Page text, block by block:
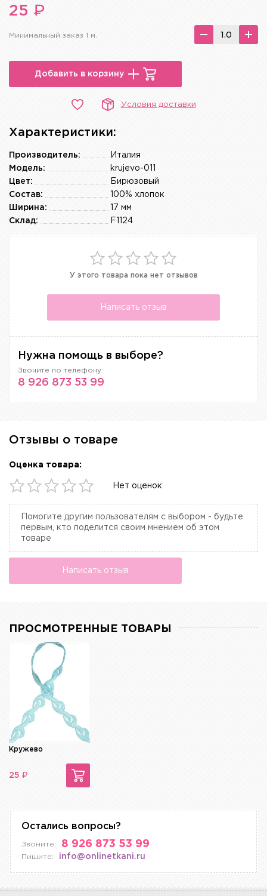
25 ₽
Минимальный заказ 1 м.
Добавить в корзину
Условия доставки
Характеристики:
Италия
Производитель:
krujevo-011
Модель:
Бирюзовый
Цвет:
100% хлопок
Состав:
17 мм
Ширина:
F1124
Склад:
У этого товара пока нет отзывов
Написать отзыв
Нужна помощь в выборе?
Звоните по телефону:
8 926 873 53 99
Отзывы о товаре
Оценка товара:
Нет оценок
Помогите другим пользователям с выбором - будьте
первым, кто поделится своим мнением об этом
товаре
Написать отзыв
ПРОСМОТРЕННЫЕ ТОВАРЫ
Кружево
25 ₽
Остались вопросы?
Звоните: 8 926 873 53 99
Пишите: info@onlinetkani.ru